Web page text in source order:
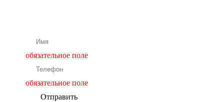
обязательное поле
обязательное поле
Отправить